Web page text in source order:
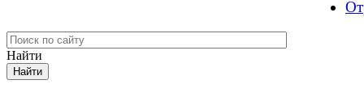
Найти